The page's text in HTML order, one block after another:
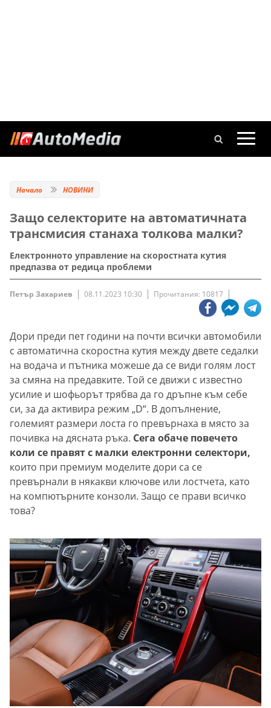
Начало НОВИНИ
Защо селекторите на автоматичната
трансмисия станаха толкова малки?
Електронното управление на скоростната кутия
предпазва от редица проблеми
Петър Захариев 08.11.2023 10:30 Прочитания: 10817
Дори преди пет години на почти всички автомобили
с автоматична скоростна кутия между двете седалки
на водача и пътника можеше да се види голям лост
за смяна на предавките. Той се движи с известно
усилие и шофьорът трябва да го дръпне към себе
си, за да активира режим „D“. В допълнение,
големият размери лоста го превърнаха в място за
почивка на дясната ръка. Сега обаче повечето
коли се правят с малки електронни селектори,
които при премиум моделите дори са се
превърнали в някакви ключове или лостчета, като
на компютърните конзоли. Защо се прави всичко
това?